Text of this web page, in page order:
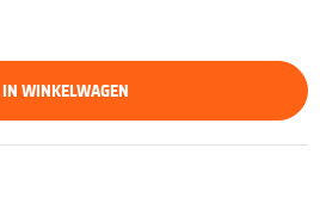
IN WINKELWAGEN